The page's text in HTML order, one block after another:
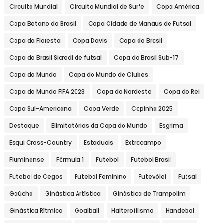
Circuito Mundial Circuito Mundial de Surfe Copa América
Copa Betano do Brasil Copa Cidade de Manaus de Futsal
Copa da Floresta Copa Davis Copa do Brasil
Copa do Brasil Sicredi de futsal Copa do Brasil Sub-17
Copa do Mundo Copa do Mundo de Clubes
Copa do Mundo FIFA 2023 Copa do Nordeste Copa do Rei
Copa Sul-Americana Copa Verde Copinha 2025
Destaque Elimitatórias da Copa do Mundo Esgrima
Esqui Cross-Country Estaduais Extracampo
Fluminense Fórmula 1 Futebol Futebol Brasil
Futebol de Cegos Futebol Feminino Futevôlei Futsal
Gaúcho Ginástica Artística Ginástica de Trampolim
Ginástica Rítmica Goalball Halterofilismo Handebol